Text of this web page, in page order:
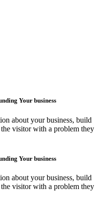
Your business
about your business, build
visitor with a problem they
Your business
about your business, build
visitor with a problem they